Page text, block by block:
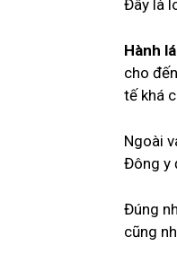
Đây là
Hành lá
cho
tế khá
Ngoài
Đông y
Đúng
cũng